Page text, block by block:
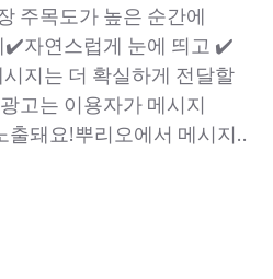
주목도가 높은 순간에
✔️자연스럽게 눈에 띄고 ✔️
지는 더 확실하게 전달할
고는 이용자가 메시지
출돼요!뿌리오에서 메시지..